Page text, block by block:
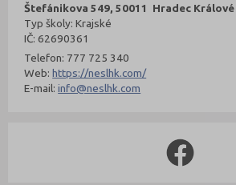
Štefánikova 549, 50011 Hradec Králové
Typ školy: Krajské
IČ: 62690361
Telefon: 777 725 340
Web:https://neslhk.com/
E-mail:info@neslhk.com